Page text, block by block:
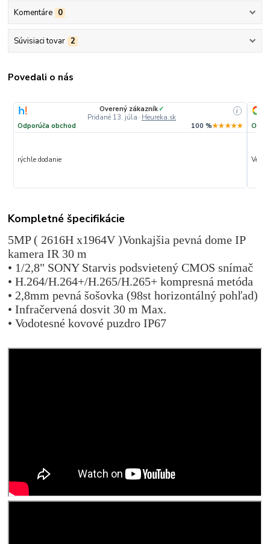
Komentáre 0
Súvisiaci tovar 2
Povedali o nás
Overený zákazník✓
Pridané 13. júla · Heureka.sk
i
Odporúča obchod 100 %★★★★★
rýchle dodanie
Kompletné špecifikácie
5MP ( 2616H x1964V )Vonkajšia pevná dome IP
kamera IR 30 m
• 1/2,8" SONY Starvis podsvietený CMOS snímač
• H.264/H.264+/H.265/H.265+ kompresná metóda
• 2,8mm pevná šošovka (98st horizontálný pohľad)
• Infračervená dosvit 30 m Max.
• Vodotesné kovové puzdro IP67